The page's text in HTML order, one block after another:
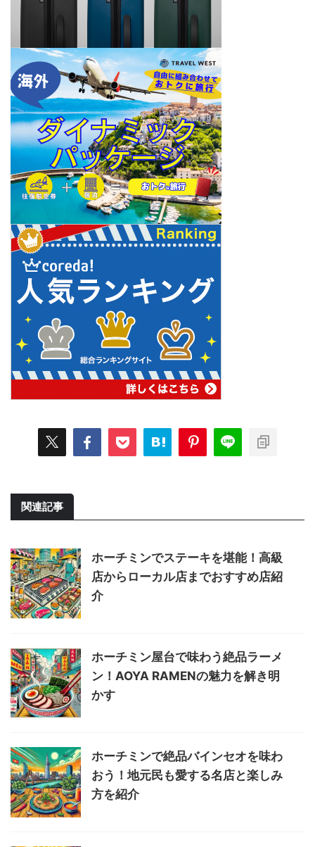
関連記事
ホーチミンでステーキを堪能！高級
店からローカル店までおすすめ店紹
介
ホーチミン屋台で味わう絶品ラーメ
ン！AOYA RAMENの魅力を解き明
かす
ホーチミンで絶品バインセオを味わ
おう！地元民も愛する名店と楽しみ
方を紹介